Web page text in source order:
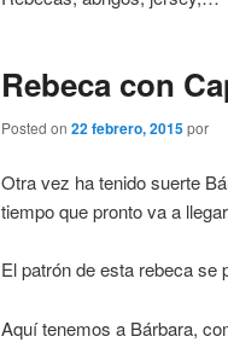
Rebeca con
Posted on 22 febrero, 2015por
Otra vez ha tenido suerte
tiempo que pronto va a
El patrón de esta rebeca se
Aquí tenemos a Bárbara,